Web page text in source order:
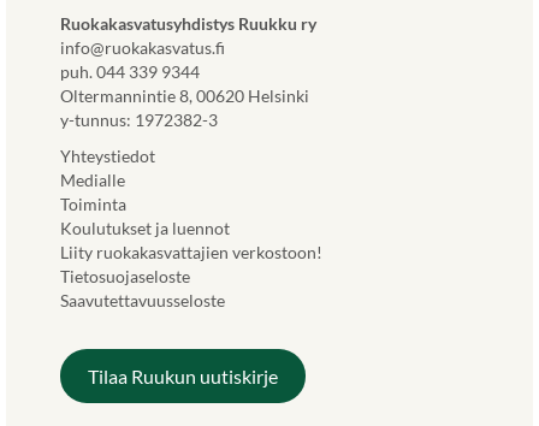
Ruokakasvatusyhdistys Ruukku ry
info@ruokakasvatus.fi
puh. 044 339 9344
Oltermannintie 8, 00620 Helsinki
y-tunnus: 1972382-3
Yhteystiedot
Medialle
Toiminta
Koulutukset ja luennot
Liity ruokakasvattajien verkostoon!
Tietosuojaseloste
Saavutettavuusseloste
Tilaa Ruukun uutiskirje